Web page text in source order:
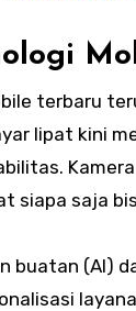
terbaru
lipat kini
siapa saja
buatan (AI)